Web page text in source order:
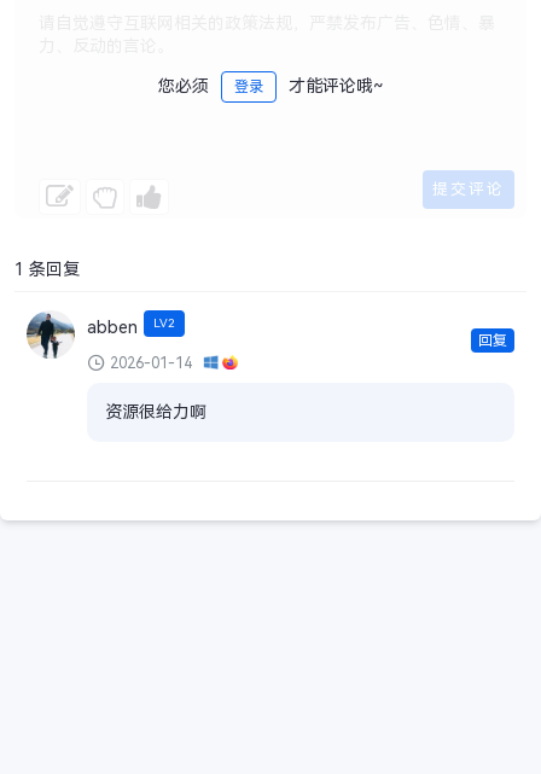
您必须 登录 才能评论哦~
1 条回复
abben LV2
2026-01-14
资源很给力啊
回复